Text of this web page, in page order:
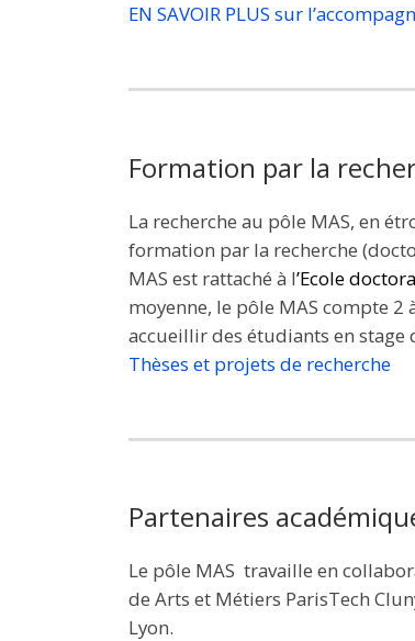
EN SAVOIR PLUS sur
Formation par la
La recherche au pôle MAS, en
formation par la recherche
MAS est rattaché à l’Ecole
moyenne, le pôle MAS compte 2
accueillir des étudiants en stage
Thèses et projets de recherche
Partenaires
Le pôle MAS travaille en
de Arts et Métiers ParisTech
Lyon.